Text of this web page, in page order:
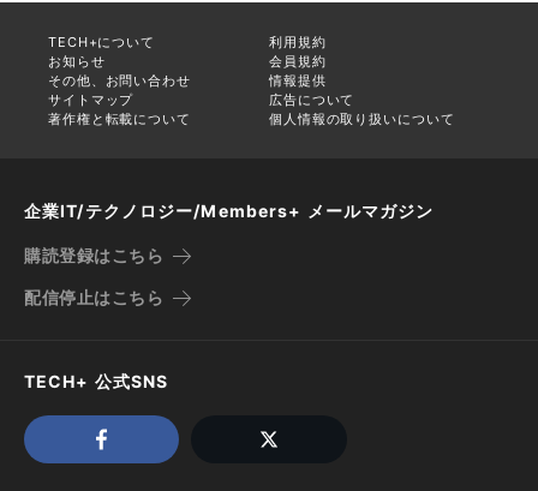
TECH+について
利用規約
お知らせ
会員規約
その他、お問い合わせ
情報提供
サイトマップ
広告について
著作権と転載について
個人情報の取り扱いについて
企業IT/テクノロジー/Members+ メールマガジン
購読登録はこちら
配信停止はこちら
TECH+ 公式SNS